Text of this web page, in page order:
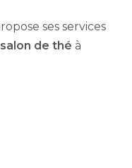
ses services
de thé à